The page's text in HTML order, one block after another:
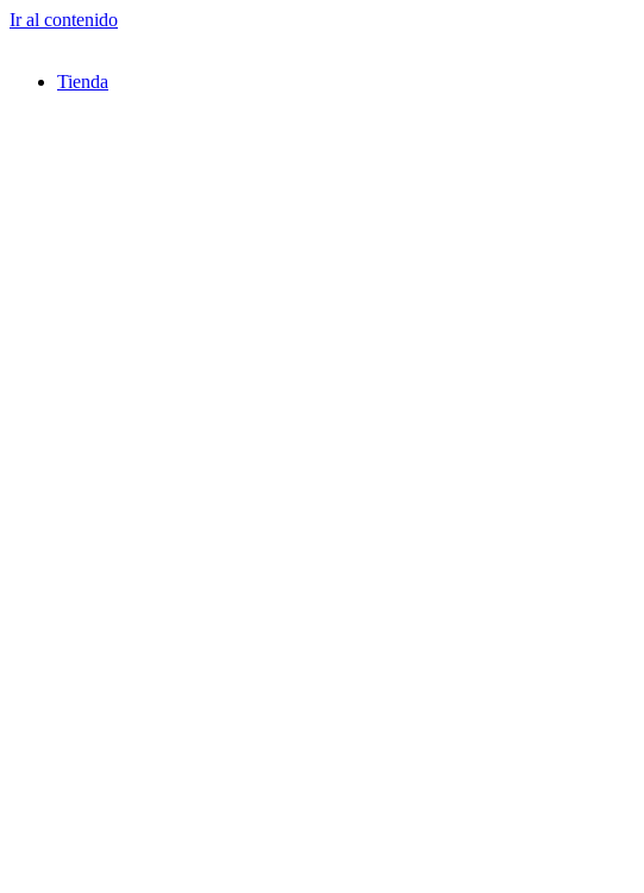
Ir al contenido
Tienda